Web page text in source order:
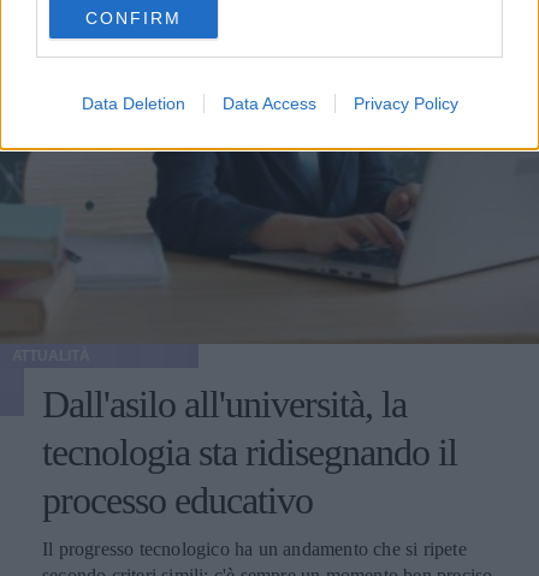
consent section.
CONFIRM
Data Deletion Data Access Privacy Policy
Dall'asilo all'università, la
tecnologia sta ridisegnando il
processo educativo
Il progresso tecnologico ha un andamento che si ripete